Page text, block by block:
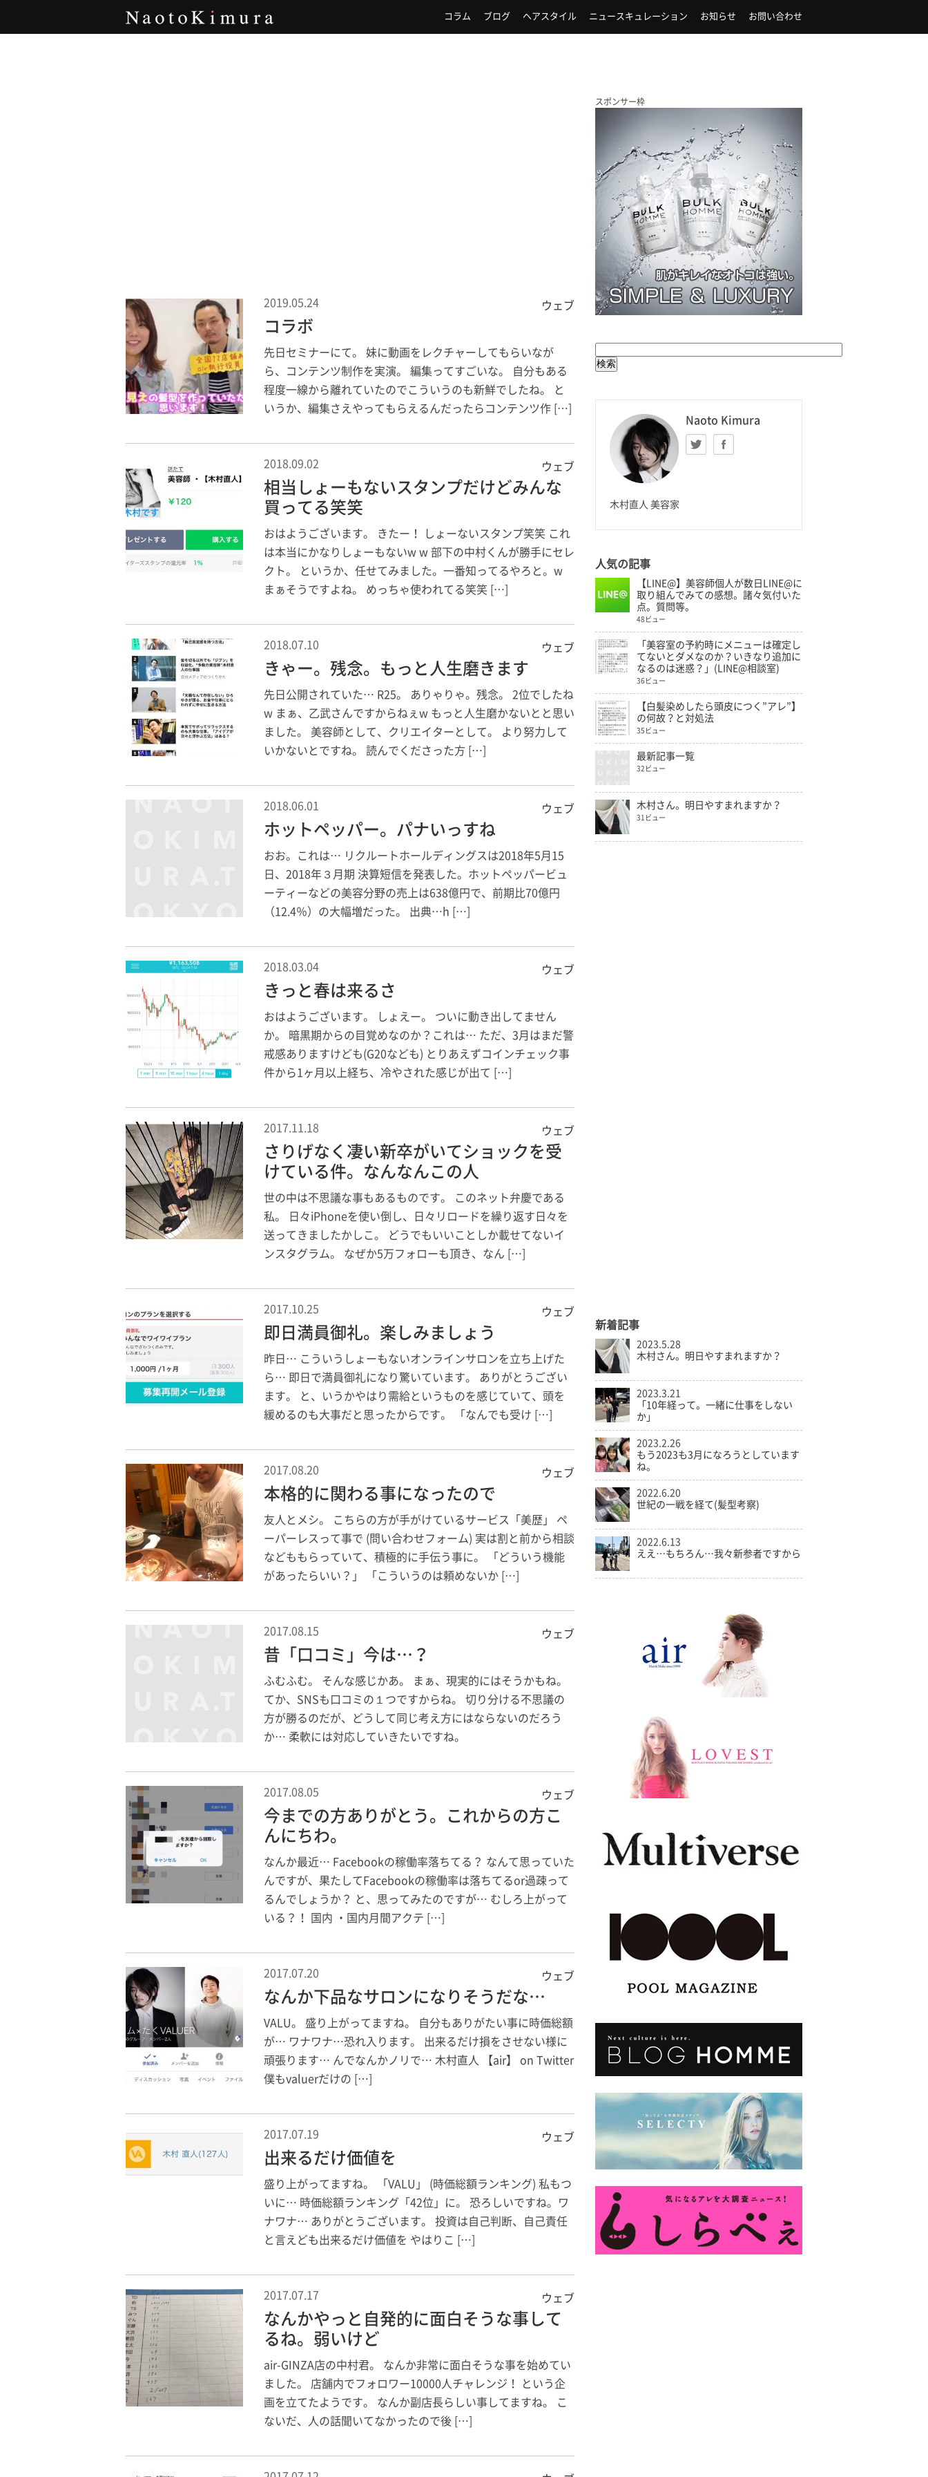
コラム ブログ ヘアスタイル ニュースキュレーション お知らせ お問い合わせ
2019.05.24 ウェブ
コラボ
先日セミナーにて。 妹に動画をレクチャーしてもらいなが
ら、コンテンツ制作を実演。 編集ってすごいな。 自分もある
程度一線から離れていたのでこういうのも新鮮でしたね。 と
いうか、編集さえやってもらえるんだったらコンテンツ作 […]
2018.09.02 ウェブ
相当しょーもないスタンプだけどみんな
買ってる笑笑
おはようございます。 きたー！ しょーないスタンプ笑笑 これ
は本当にかなりしょーもないw w 部下の中村くんが勝手にセレ
クト。 というか、任せてみました。一番知ってるやろと。w
まぁそうですよね。 めっちゃ使われてる笑笑 […]
2018.07.10 ウェブ
きゃー。残念。もっと人生磨きます
先日公開されていた… R25。 ありゃりゃ。残念。 2位でしたね
w まぁ、乙武さんですからねぇw もっと人生磨かないとと思い
ました。 美容師として、クリエイターとして。 より努力して
いかないとですね。 読んでくださった方 […]
2018.06.01 ウェブ
ホットペッパー。パナいっすね
おお。これは… リクルートホールディングスは2018年5月15
日、2018年３月期 決算短信を発表した。ホットペッパービュ
ーティーなどの美容分野の売上は638億円で、前期比70億円
（12.4％）の大幅増だった。 出典…h […]
2018.03.04 ウェブ
きっと春は来るさ
おはようございます。 しょえー。 ついに動き出してません
か。 暗黒期からの目覚めなのか？これは… ただ、3月はまだ警
戒感ありますけども(G20なども) とりあえずコインチェック事
件から1ヶ月以上経ち、冷やされた感じが出て […]
2017.11.18 ウェブ
さりげなく凄い新卒がいてショックを受
けている件。なんなんこの人
世の中は不思議な事もあるものです。 このネット弁慶である
私。 日々iPhoneを使い倒し、日々リロードを繰り返す日々を
送ってきましたかしこ。 どうでもいいことしか載せてないイ
ンスタグラム。 なぜか5万フォローも頂き、なん […]
2017.10.25 ウェブ
即日満員御礼。楽しみましょう
昨日… こういうしょーもないオンラインサロンを立ち上げた
ら… 即日で満員御礼になり驚いています。 ありがとうござい
ます。 と、いうかやはり需給というものを感じていて、頭を
緩めるのも大事だと思ったからです。 「なんでも受け […]
2017.08.20 ウェブ
本格的に関わる事になったので
友人とメシ。 こちらの方が手がけているサービス「美歴」 ペ
ーパーレスって事で (問い合わせフォーム) 実は割と前から相談
などももらっていて、積極的に手伝う事に。 「どういう機能
があったらいい？」 「こういうのは頼めないか […]
2017.08.15 ウェブ
昔「口コミ」今は…？
ふむふむ。 そんな感じかあ。 まぁ、現実的にはそうかもね。
てか、SNSも口コミの１つですからね。 切り分ける不思議の
方が勝るのだが、どうして同じ考え方にはならないのだろう
か… 柔軟には対応していきたいですね。
2017.08.05 ウェブ
今までの方ありがとう。これからの方こ
んにちわ。
なんか最近… Facebookの稼働率落ちてる？ なんて思っていた
んですが、果たしてFacebookの稼働率は落ちてるor過疎って
るんでしょうか？ と、思ってみたのですが… むしろ上がって
いる？！ 国内 ・国内月間アクテ […]
2017.07.20 ウェブ
なんか下品なサロンになりそうだな…
VALU。 盛り上がってますね。 自分もありがたい事に時価総額
が… ワナワナ…恐れ入ります。 出来るだけ損をさせない様に
頑張ります… んでなんかノリで… 木村直人 【air】 on Twitter
僕もvaluerだけの […]
2017.07.19 ウェブ
出来るだけ価値を
盛り上がってますね。 「VALU」 (時価総額ランキング) 私もつ
いに… 時価総額ランキング「42位」に。 恐ろしいですね。ワ
ナワナ… ありがとうございます。 投資は自己判断、自己責任
と言えども出来るだけ価値を やはりこ […]
2017.07.17 ウェブ
なんかやっと自発的に面白そうな事して
るね。弱いけど
air-GINZA店の中村君。 なんか非常に面白そうな事を始めてい
ました。 店舗内でフォロワー10000人チャレンジ！ という企
画を立てたようです。 なんか副店長らしい事してますね。 こ
ないだ、人の話聞いてなかったので後 […]
スポンサー枠
Naoto Kimura
木村直人 美容家
人気の記事
【LINE@】美容師個人が数日LINE@に
取り組んでみての感想。諸々気付いた
点。質問等。
48ビュー
「美容室の予約時にメニューは確定し
てないとダメなのか？いきなり追加に
なるのは迷惑？」(LINE@相談室)
36ビュー
【白髪染めしたら頭皮につく”アレ”】
の何故？と対処法
35ビュー
最新記事一覧
32ビュー
木村さん。明日やすまれますか？
31ビュー
新着記事
2023.5.28
木村さん。明日やすまれますか？
2023.3.21
「10年経って。一緒に仕事をしない
か」
2023.2.26
もう2023も3月になろうとしています
ね。
2022.6.20
世紀の一戦を経て(髪型考察)
2022.6.13
ええ…もちろん…我々新参者ですから